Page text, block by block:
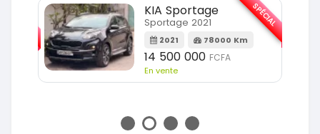
KIA Sportage
Sportage 2021
2021 78000 Km
14 500 000 FCFA
En vente
SPÉCIAL